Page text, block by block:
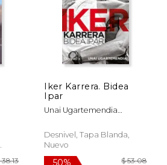
50%
Iker Karrera. Bidea
Ipar
Unai Ugartemendia
Aranburu
Desnivel, Tapa Blanda,
Nuevo